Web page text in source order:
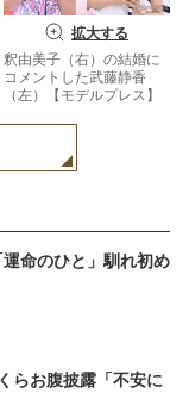
拡大する
釈由美子（右）の結婚に
コメントした武藤静香
（左）【モデルプレス】
命のひと」馴れ初め
らお腹披露「不安に